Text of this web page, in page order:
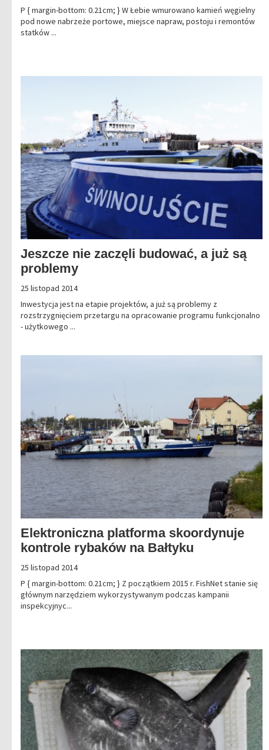
P { margin-bottom: 0.21cm; } W Łebie wmurowano kamień węgielny
pod nowe nabrzeże portowe, miejsce napraw, postoju i remontów
statków ...
Jeszcze nie zaczęli budować, a już są
problemy
25 listopad 2014
Inwestycja jest na etapie projektów, a już są problemy z
rozstrzygnięciem przetargu na opracowanie programu funkcjonalno
- użytkowego ...
Elektroniczna platforma skoordynuje
kontrole rybaków na Bałtyku
25 listopad 2014
P { margin-bottom: 0.21cm; } Z początkiem 2015 r. FishNet stanie się
głównym narzędziem wykorzystywanym podczas kampanii
inspekcyjnyc...